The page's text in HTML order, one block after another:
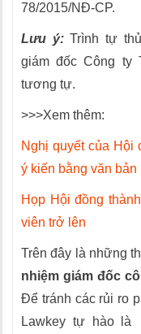
78/2015/NĐ-CP.
Lưu ý: Trình tự
giám đốc Công ty
tương tự.
>>>Xem thêm:
Nghị quyết của Hội
ý kiến bằng văn bản
Họp Hội đồng
viên trở lên
Trên đây là những
nhiệm giám đốc
Để tránh các rủi ro
Lawkey tự hào